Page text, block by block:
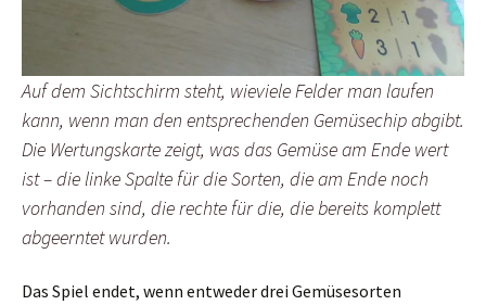
Auf dem Sichtschirm steht, wieviele Felder man laufen
kann, wenn man den entsprechenden Gemüsechip abgibt.
Die Wertungskarte zeigt, was das Gemüse am Ende wert
ist – die linke Spalte für die Sorten, die am Ende noch
vorhanden sind, die rechte für die, die bereits komplett
abgeerntet wurden.
Das Spiel endet, wenn entweder drei Gemüsesorten